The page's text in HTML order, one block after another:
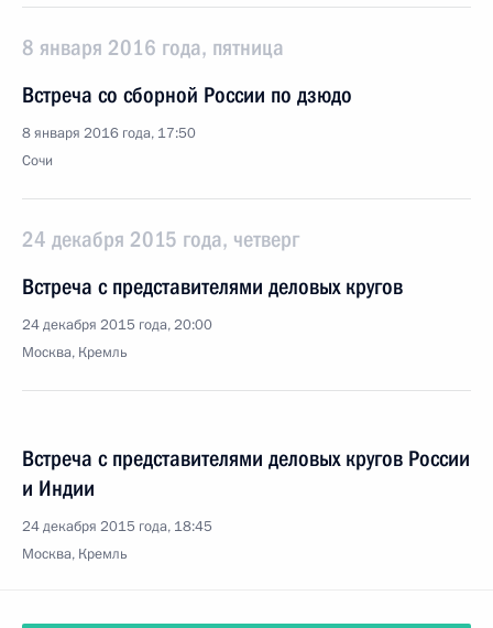
8 января 2016 года, пятница
Встреча со сборной России по дзюдо
8 января 2016 года, 17:50
Сочи
24 декабря 2015 года, четверг
Встреча с представителями деловых кругов
24 декабря 2015 года, 20:00
Москва, Кремль
Встреча с представителями деловых кругов России
и Индии
24 декабря 2015 года, 18:45
Москва, Кремль